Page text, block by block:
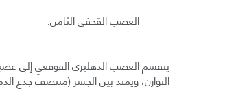
العصب القحفي الثامن.
ينقسم العصب الدهليزي القوقعي إلى
التوازن، ويمتد بين الجسر (منتصف جذع